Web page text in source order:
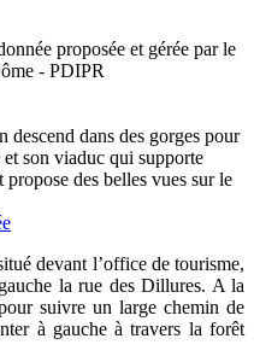
proposée et gérée par le
- PDIPR
dans des gorges pour
son viaduc qui supporte
des belles vues sur le
devant l’office de tourisme,
la rue des Dillures. A la
suivre un large chemin de
à gauche à travers la forêt